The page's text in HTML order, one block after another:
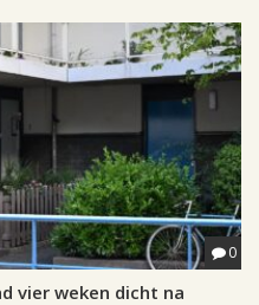
0
vier weken dicht na